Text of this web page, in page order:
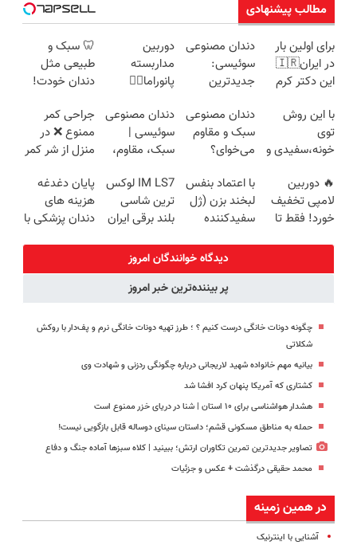
مطالب پیشنهادی
برای اولین بار
در ایران🇮🇷
این دکتر کرم
روزه ساخت!
دندان مصنوعی
سوئیسی:
جدیدترین
سبک و مقاوم |
پرداخت قسطی
دوربین
مداربسته
پانوراما👈🏻
360°و سازگار با
اندروید و ios
🦷 سبک و
طبیعی مثل
دندان خودت!
پرداخت
اقساطی 💳 📍
تهران
با این روش
توی
خونه،سفیدی و
برگردون
(40%off)
دندان مصنوعی
سبک و مقاوم
می‌خوای؟
اقساطی هم
داریم!😍 | 📍
تهران
دندان مصنوعی
سوئیسی |
سبک، مقاوم،
رایگان+پرداخت
اقساطی😍
جراحی کمر
ممنوع ❌ در
منزل از شر کمر
شوید◂پرسش‌نامه
🔥 دوربین
لامپی تخفیف
خورد! فقط تا
با اعتماد بنفس
لبخند بزن (ژل
سفیدکننده
IM LS7 لوکس
ترین شاسی
بلند برقی ایران
پایان دغدغه
هزینه های
دندان پزشکی با
دیدگاه خوانندگان امروز
پر بیننده‌ترین خبر امروز
چگونه دونات خانگی درست کنیم ؟ ؛ طرز تهیه دونات خانگی نرم و پف‌دار با روکش
شکلاتی
بیانیه مهم خانواده شهید لاریجانی درباره چگونگی ردزنی و شهادت وی
کشتاری که آمریکا پنهان کرد افشا شد
هشدار هواشناسی برای ۱۰ استان | شنا در دریای خزر ممنوع است
حمله به مناطق مسکونی قشم؛ داستان سینای دوساله قابل بازگویی نیست!
تصاویر جدیدترین تمرین تکاوران ارتش؛ ببینید | کلاه سبزها آماده جنگ و دفاع
محمد حقیقی درگذشت + عکس و جزئیات
در همین زمینه
آشنایی با اینترنیک